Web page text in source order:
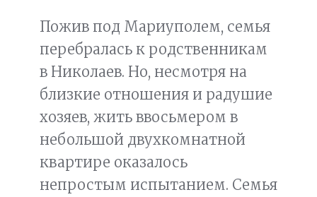
Пожив под Мариуполем, семья
перебралась к родственникам
в Николаев. Но, несмотря на
близкие отношения и радушие
хозяев, жить ввосьмером в
небольшой двухкомнатной
квартире оказалось
непростым испытанием. Семья